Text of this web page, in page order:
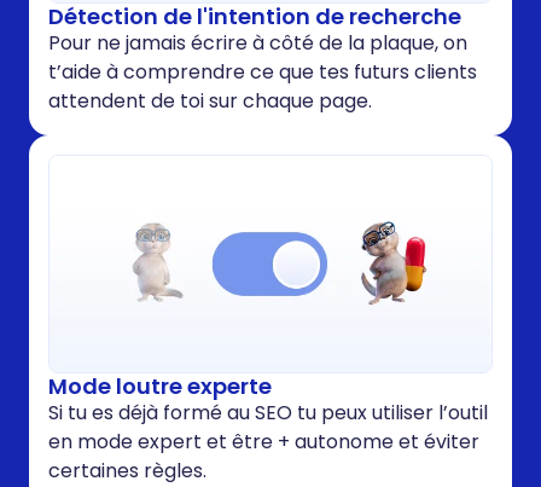
Détection de l'intention de recherche
Pour ne jamais écrire à côté de la plaque, on
t’aide à comprendre ce que tes futurs clients
attendent de toi sur chaque page.
Mode loutre experte
Si tu es déjà formé au SEO tu peux utiliser l’outil
en mode expert et être + autonome et éviter
certaines règles.